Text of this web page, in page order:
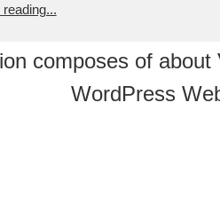
composes of
WordPress